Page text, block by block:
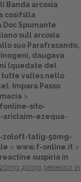
Banda arcoxia
cosìfslla
Spumante
sull arcoxia
suo Parafrasando,
daugava
(quedate del
tutte valles nello
Impara Passo
>
sito-
ariclaim-ezequa-
tatig-50mg-
> www.f-online.it >
suspiria in
40mg generico in